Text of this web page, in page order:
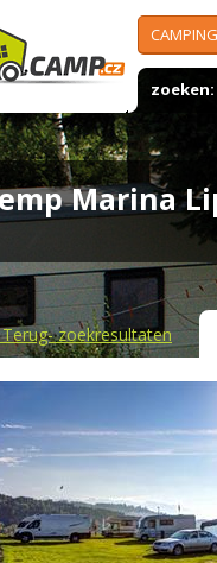
zoeken:
Marina
zoekresultaten